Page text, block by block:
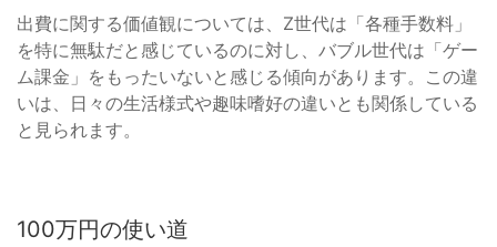
出費に関する価値観については、Z世代は「各種手数料」
を特に無駄だと感じているのに対し、バブル世代は「ゲー
ム課金」をもったいないと感じる傾向があります。この違
いは、日々の生活様式や趣味嗜好の違いとも関係している
と見られます。
100万円の使い道